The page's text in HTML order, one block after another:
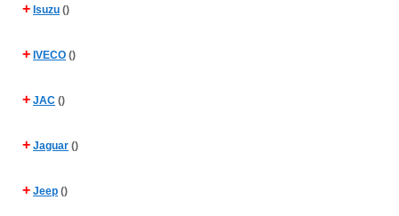
+ Isuzu ()
+ IVECO ()
+ JAC ()
+ Jaguar ()
+ Jeep ()